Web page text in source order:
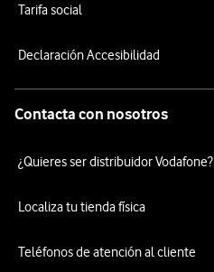
Tarifa social
Declaración Accesibilidad
Contacta con nosotros
¿Quieres ser distribuidor Vodafone?
Localiza tu tienda física
Teléfonos de atención al cliente